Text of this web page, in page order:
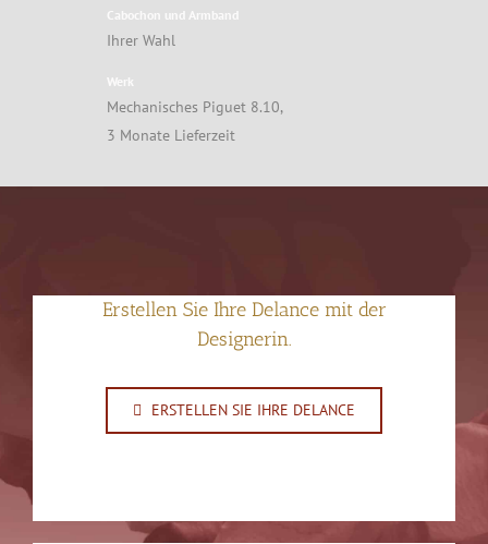
Cabochon und Armband
Ihrer Wahl
Werk
Mechanisches Piguet 8.10,
3 Monate Lieferzeit
Erstellen Sie Ihre Delance mit der
Designerin.
ERSTELLEN SIE IHRE DELANCE